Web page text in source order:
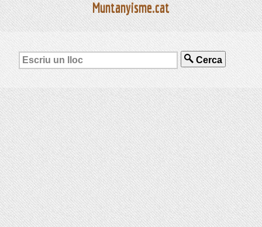
Muntanyisme.cat
Cerca